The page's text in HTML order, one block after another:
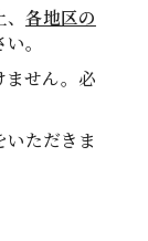
各地区の
。
ません。必
ただきま